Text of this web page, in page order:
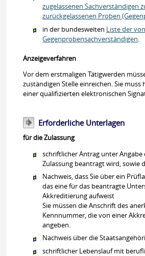
zugelassenen Sachverständigen
zurückgelassenen Proben
in der bundesweiten Liste der
Gegenprobensachverständigen.
Anzeigeverfahren
Vor dem erstmaligen Tätigwerden
zuständigen Stelle einreichen. Sie
einer qualifizierten elektronischen
Erforderliche Unterlagen
für die Zulassung
schriftlicher Antrag unter
Zulassung beantragt wird, sowie
Nachweis, dass Sie über ein
das eine für das beantragte
Akkreditierung aufweist
Sie müssen die Anschrift des
Kennnummer, die von einer
angeben.
Nachweis über die
schriftlicher Lebenslauf mit